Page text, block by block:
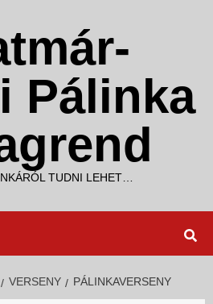
Pálinka
TUDNI LEHET…
VERSENY PÁLINKAVERSENY